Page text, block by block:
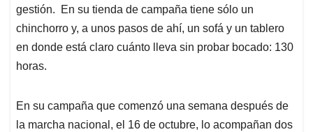
gestión. En su tienda de campaña tiene sólo un
chinchorro y, a unos pasos de ahí, un sofá y un tablero
en donde está claro cuánto lleva sin probar bocado: 130
horas.
En su campaña que comenzó una semana después de
la marcha nacional, el 16 de octubre, lo acompañan dos